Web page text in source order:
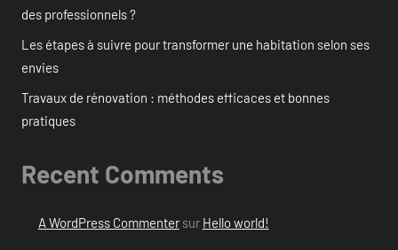
des professionnels ?
Les étapes à suivre pour transformer une habitation selon ses
envies
Travaux de rénovation : méthodes efficaces et bonnes
pratiques
Recent Comments
A WordPress Commentersur Hello world!